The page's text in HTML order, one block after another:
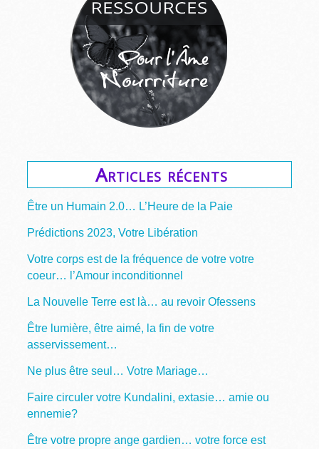
Articles récents
Être un Humain 2.0… L’Heure de la Paie
Prédictions 2023, Votre Libération
Votre corps est de la fréquence de votre votre
coeur… l’Amour inconditionnel
La Nouvelle Terre est là… au revoir Ofessens
Être lumière, être aimé, la fin de votre
asservissement…
Ne plus être seul… Votre Mariage…
Faire circuler votre Kundalini, extasie… amie ou
ennemie?
Être votre propre ange gardien… votre force est